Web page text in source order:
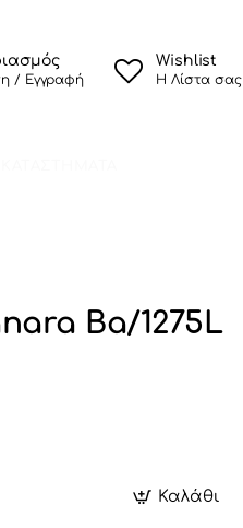
/ Εγγραφή
Wishlist
Η Λίστα σας
Ba/1275L
Καλάθι